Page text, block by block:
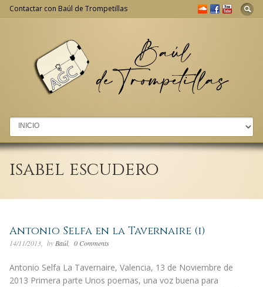
Go to:
Contactar con Baúl de Trompetillas
isabel escudero
Antonio Selfa en la Tavernaire (i)
14/11/2013 by Baúl 0 Comments
Antonio Selfa La Tavernaire, Valencia, 13 de Noviembre de
2013 Primera parte Unos poemas, una voz buena para